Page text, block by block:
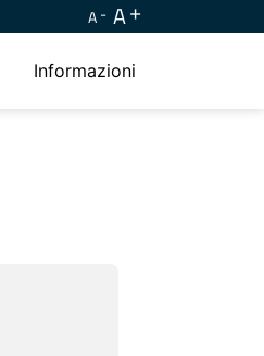
A A
Informazioni